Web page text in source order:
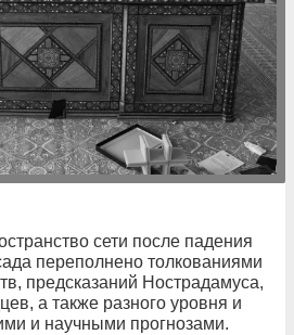
сети после падения
переполнено толкованиями
предсказаний Нострадамуса,
а также разного уровня и
и научными прогнозами.